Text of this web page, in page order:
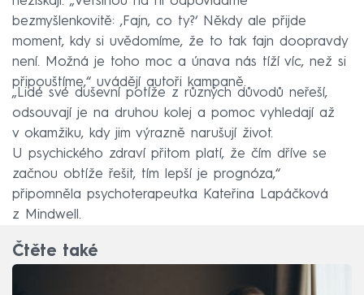
bezmyšlenkovitě: ‚Fajn, co ty?‘ Někdy ale přijde
moment, kdy si uvědomíme, že to tak fajn doopravdy
není. Možná je toho moc a únava nás tíží víc, než si
připouštíme,“ uvádějí autoři kampaně.
„Lidé své duševní potíže z různých důvodů neřeší,
odsouvají je na druhou kolej a pomoc vyhledají až
v okamžiku, kdy jim výrazně narušují život.
U psychického zdraví přitom platí, že čím dříve se
začnou obtíže řešit, tím lepší je prognóza,“
připomněla psychoterapeutka Kateřina Lapáčková
z Mindwell.
Čtěte také